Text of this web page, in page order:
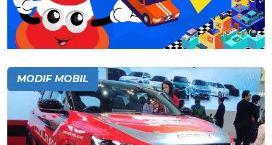
MODIF MOBIL